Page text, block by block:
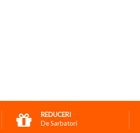
REDUCERI
De Sarbatori